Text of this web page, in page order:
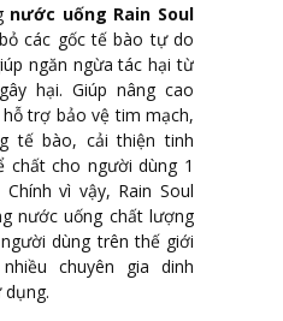
nước uống Rain Soul
các gốc tế bào tự do
ngăn ngừa tác hại từ
hại. Giúp nâng cao
trợ bảo vệ tim mạch,
tế bào, cải thiện tinh
chất cho người dùng 1
vì vậy, Rain Soul
nước uống chất lượng
dùng trên thế giới
chuyên gia dinh